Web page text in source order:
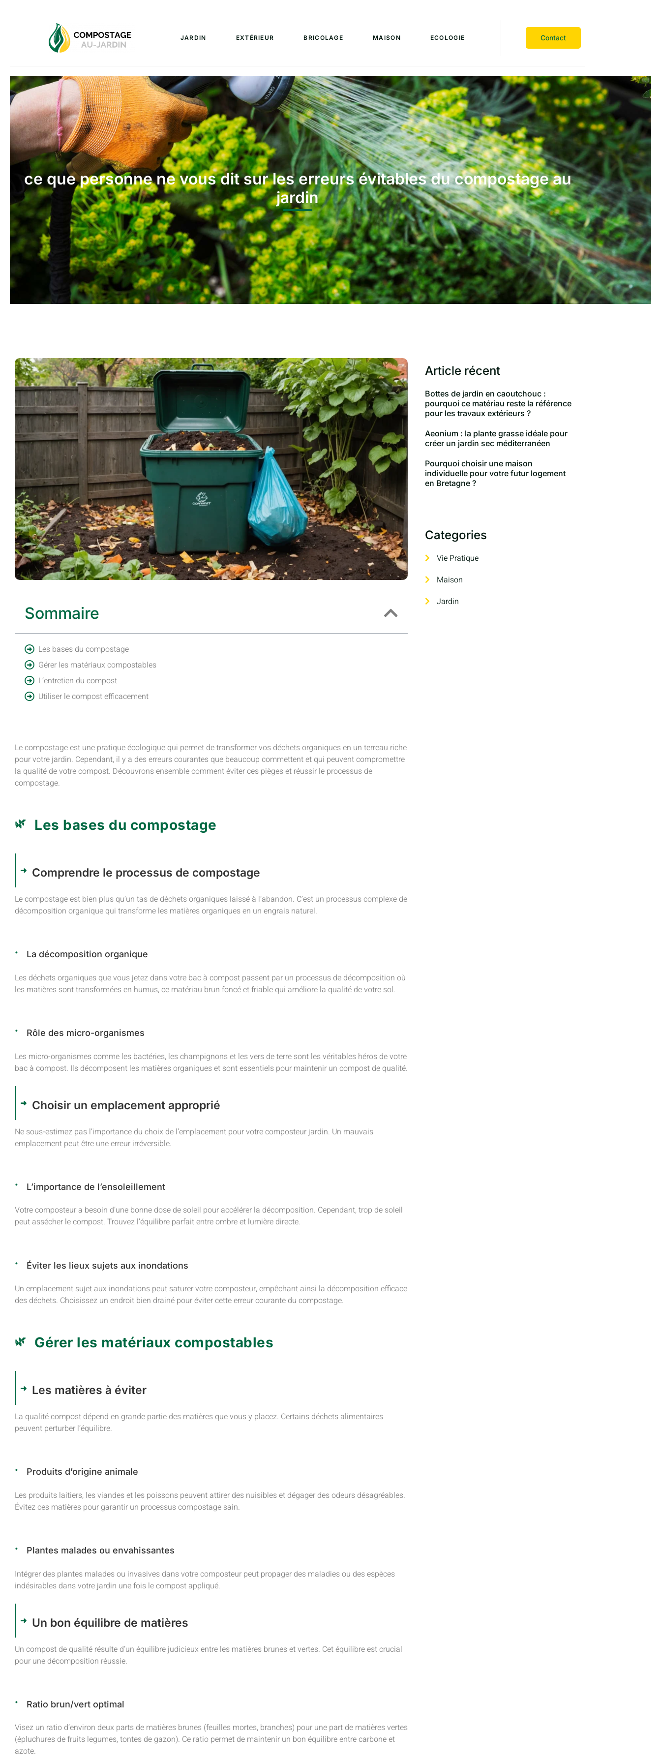
JARDIN EXTÉRIEUR BRICOLAGE MAISON ECOLOGIE Contact
ce que personne ne vous dit sur les erreurs évitables du compostage au
jardin
Sommaire
Les bases du compostage
Gérer les matériaux compostables
L’entretien du compost
Utiliser le compost efficacement
Le compostage est une pratique écologique qui permet de transformer vos déchets organiques en un terreau riche
pour votre jardin. Cependant, il y a des erreurs courantes que beaucoup commettent et qui peuvent compromettre
la qualité de votre compost. Découvrons ensemble comment éviter ces pièges et réussir le processus de
compostage.
Les bases du compostage
Comprendre le processus de compostage
Le compostage est bien plus qu’un tas de déchets organiques laissé à l’abandon. C’est un processus complexe de
décomposition organique qui transforme les matières organiques en un engrais naturel.
La décomposition organique
Les déchets organiques que vous jetez dans votre bac à compost passent par un processus de décomposition où
les matières sont transformées en humus, ce matériau brun foncé et friable qui améliore la qualité de votre sol.
Rôle des micro-organismes
Les micro-organismes comme les bactéries, les champignons et les vers de terre sont les véritables héros de votre
bac à compost. Ils décomposent les matières organiques et sont essentiels pour maintenir un compost de qualité.
Choisir un emplacement approprié
Ne sous-estimez pas l’importance du choix de l’emplacement pour votre composteur jardin. Un mauvais
emplacement peut être une erreur irréversible.
L’importance de l’ensoleillement
Votre composteur a besoin d’une bonne dose de soleil pour accélérer la décomposition. Cependant, trop de soleil
peut assécher le compost. Trouvez l’équilibre parfait entre ombre et lumière directe.
Éviter les lieux sujets aux inondations
Un emplacement sujet aux inondations peut saturer votre composteur, empêchant ainsi la décomposition efficace
des déchets. Choisissez un endroit bien drainé pour éviter cette erreur courante du compostage.
Gérer les matériaux compostables
Les matières à éviter
La qualité compost dépend en grande partie des matières que vous y placez. Certains déchets alimentaires
peuvent perturber l’équilibre.
Produits d’origine animale
Les produits laitiers, les viandes et les poissons peuvent attirer des nuisibles et dégager des odeurs désagréables.
Évitez ces matières pour garantir un processus compostage sain.
Plantes malades ou envahissantes
Intégrer des plantes malades ou invasives dans votre composteur peut propager des maladies ou des espèces
indésirables dans votre jardin une fois le compost appliqué.
Un bon équilibre de matières
Un compost de qualité résulte d’un équilibre judicieux entre les matières brunes et vertes. Cet équilibre est crucial
pour une décomposition réussie.
Ratio brun/vert optimal
Visez un ratio d’environ deux parts de matières brunes (feuilles mortes, branches) pour une part de matières vertes
(épluchures de fruits legumes, tontes de gazon). Ce ratio permet de maintenir un bon équilibre entre carbone et
azote.
Article récent
Bottes de jardin en caoutchouc :
pourquoi ce matériau reste la référence
pour les travaux extérieurs ?
Aeonium : la plante grasse idéale pour
créer un jardin sec méditerranéen
Pourquoi choisir une maison
individuelle pour votre futur logement
en Bretagne ?
Categories
Vie Pratique
Maison
Jardin